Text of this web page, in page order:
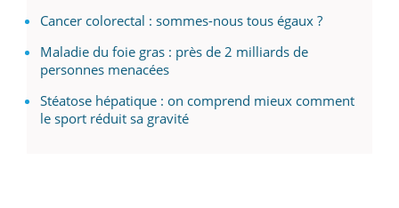
Cancer colorectal : sommes-nous tous égaux ?
Maladie du foie gras : près de 2 milliards de
personnes menacées
Stéatose hépatique : on comprend mieux comment
le sport réduit sa gravité